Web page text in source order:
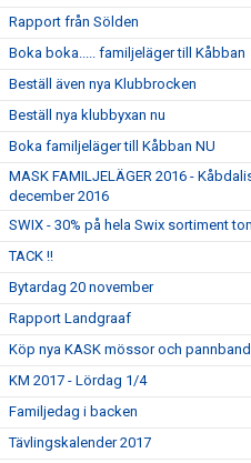
Rapport från Sölden
Boka boka..... familjeläger till Kåbban
Beställ även nya Klubbrocken
Beställ nya klubbyxan nu
Boka familjeläger till Kåbban NU
MASK FAMILJELÄGER 2016 -
december 2016
SWIX - 30% på hela Swix sortiment
TACK !!
Bytardag 20 november
Rapport Landgraaf
Köp nya KASK mössor och pannband
KM 2017 - Lördag 1/4
Familjedag i backen
Tävlingskalender 2017